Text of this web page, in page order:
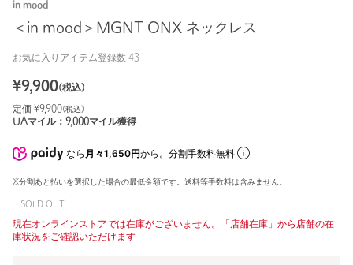
in mood
＜in mood＞MGNT ONX ネックレス
お気に入りアイテム登録数 43
¥9,900(税込)
定価 ¥9,900(税込)
UAマイル： 9,000マイル獲得
なら 月々1,650円から。分割手数料無料
※分割あと払いを選択した場合の最低金額です。送料等手数料は含みません。
SOLD OUT
現在オンラインストアでは在庫がございません。「店舗在庫」から店舗の在
庫状況をご確認いただけます